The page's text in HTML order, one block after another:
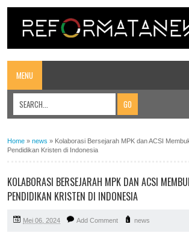
MENU
Home » news » Kolaborasi Bersejarah MPK dan ACSI
Pendidikan Kristen di Indonesia
KOLABORASI BERSEJARAH MPK DAN ACSI
PENDIDIKAN KRISTEN DI INDONESIA
Mei 06, 2024 Add Comment news